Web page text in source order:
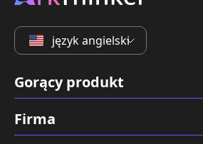
język angielski
Gorący produkt
Firma